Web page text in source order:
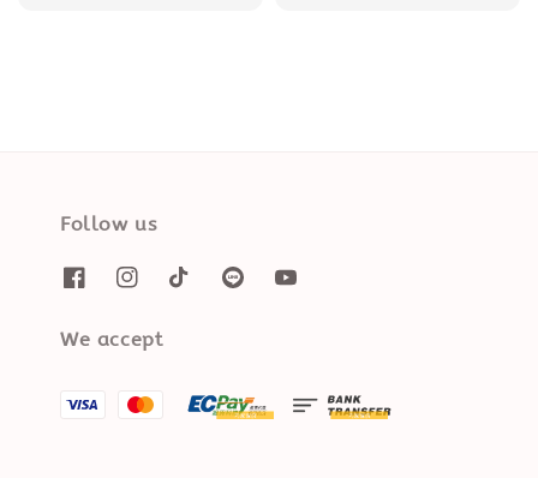
Follow us
We accept